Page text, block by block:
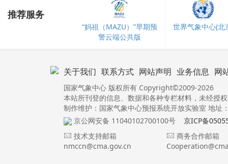
推荐服务
“妈祖（MAZU）”早期预
警云端公共版
世界气象中心(北
关于我们 联系方式 网站声明 业务信息 网
国家气象中心 版权所有 Copyright©2009-2026
本站所刊登的信息、数据和各种专栏材料，未经授
制作维护：国家气象中心预报系统开放实验室 地址
京公网安备 11040102700100号
京ICP备
技术支持邮箱
nmccn@cma.gov.cn
商务合作邮箱